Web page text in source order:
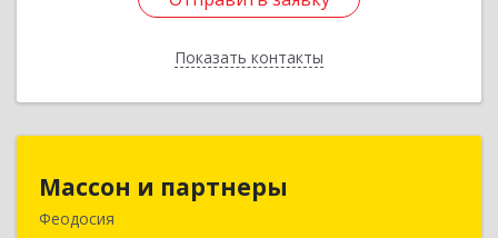
Показать контакты
Назад
Массон и партнеры
Феодосия
298112, Крым Респ, Феодосия г, Крымская ул,